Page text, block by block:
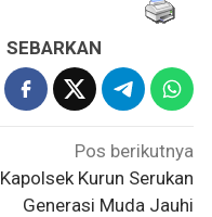
SEBARKAN
Pos berikutnya
Kapolsek Kurun Serukan
Generasi Muda Jauhi